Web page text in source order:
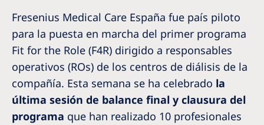
Romania
Russia
Serbia
Slovakia
Slovenia
Fresenius Medical Care España fue país piloto
para la puesta en marcha del primer programa
Fit for the Role (F4R) dirigido a responsables
operativos (ROs) de los centros de diálisis de la
compañía. Esta semana se ha celebrado la
última sesión de balance final y clausura del
programa que han realizado 10 profesionales